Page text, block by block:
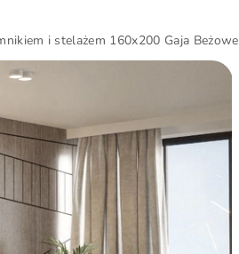
i stelażem 160x200 Gaja Beżowe